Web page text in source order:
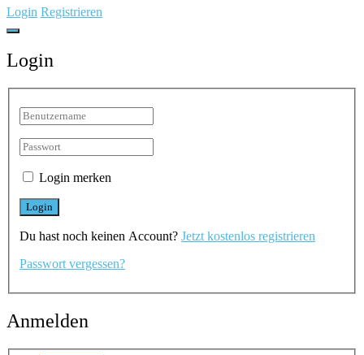
Login Registrieren
Login
Login merken
Du hast noch keinen Account? Jetzt kostenlos registrieren
Passwort vergessen?
Anmelden